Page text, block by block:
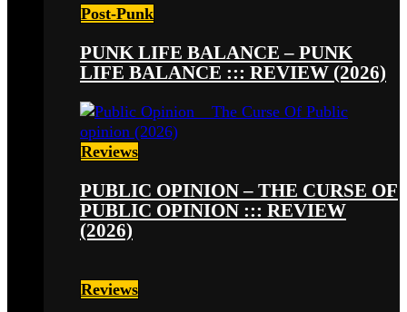
Post-Punk
PUNK LIFE BALANCE – PUNK
LIFE BALANCE ::: REVIEW (2026)
Reviews
PUBLIC OPINION – THE CURSE OF
PUBLIC OPINION ::: REVIEW
(2026)
Reviews